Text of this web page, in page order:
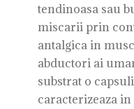
tendinoasa sau
miscarii prin
antalgica in
abductori ai
substrat o
caracterizeaza